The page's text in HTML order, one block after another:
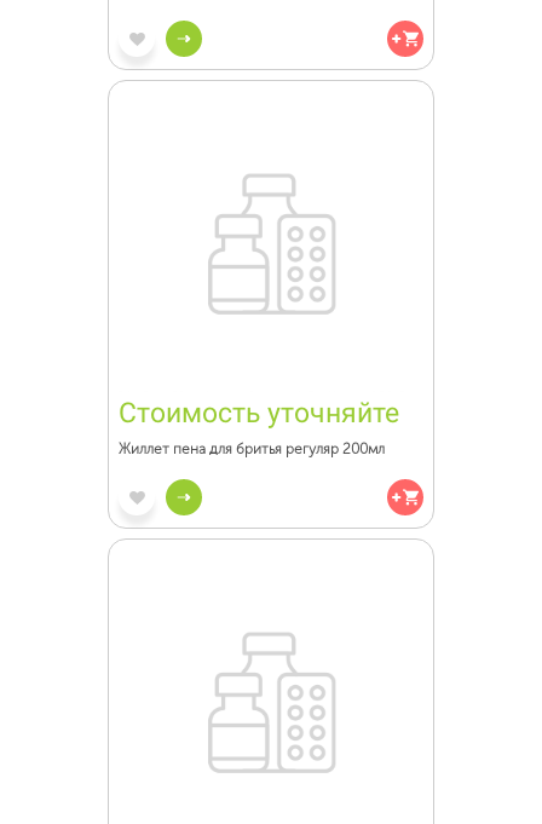
Стоимость уточняйте
Жиллет пена для бритья регуляр 200мл